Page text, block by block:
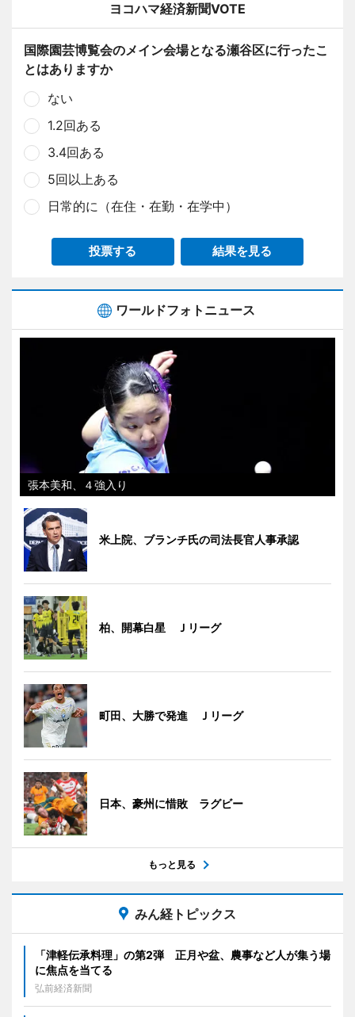
ヨコハマ経済新聞VOTE
国際園芸博覧会のメイン会場となる瀬谷区に行ったこ
とはありますか
ない
1.2回ある
3.4回ある
5回以上ある
日常的に（在住・在勤・在学中）
投票する 結果を見る
ワールドフォトニュース
張本美和、４強入り
米上院、ブランチ氏の司法長官人事承認
柏、開幕白星 Ｊリーグ
町田、大勝で発進 Ｊリーグ
日本、豪州に惜敗 ラグビー
もっと見る
みん経トピックス
「津軽伝承料理」の第2弾 正月や盆、農事など人が集う場
に焦点を当てる
弘前経済新聞